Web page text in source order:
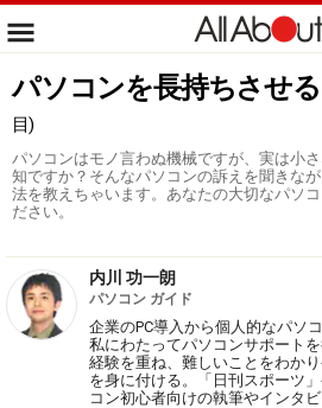
パソコンを長持ちさせ
目)
パソコンはモノ言わぬ機械ですが、実は小
知ですか？そんなパソコンの訴えを聞きな
法を教えちゃいます。あなたの大切なパソ
ださい。
内川 功一朗
パソコン ガイド
企業のPC導入から個人的なパソ
私にわたってパソコンサポート
経験を重ね、難しいことをわか
を身に付ける。「日刊スポーツ
コン初心者向けの執筆やインタ